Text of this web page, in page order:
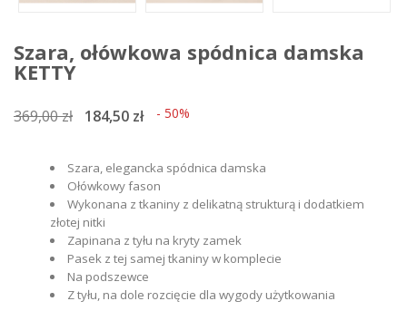
Szara, ołówkowa spódnica damska
KETTY
369,00 zł 184,50 zł - 50%
Szara, elegancka spódnica damska
Ołówkowy fason
Wykonana z tkaniny z delikatną strukturą i dodatkiem
złotej nitki
Zapinana z tyłu na kryty zamek
Pasek z tej samej tkaniny w komplecie
Na podszewce
Z tyłu, na dole rozcięcie dla wygody użytkowania